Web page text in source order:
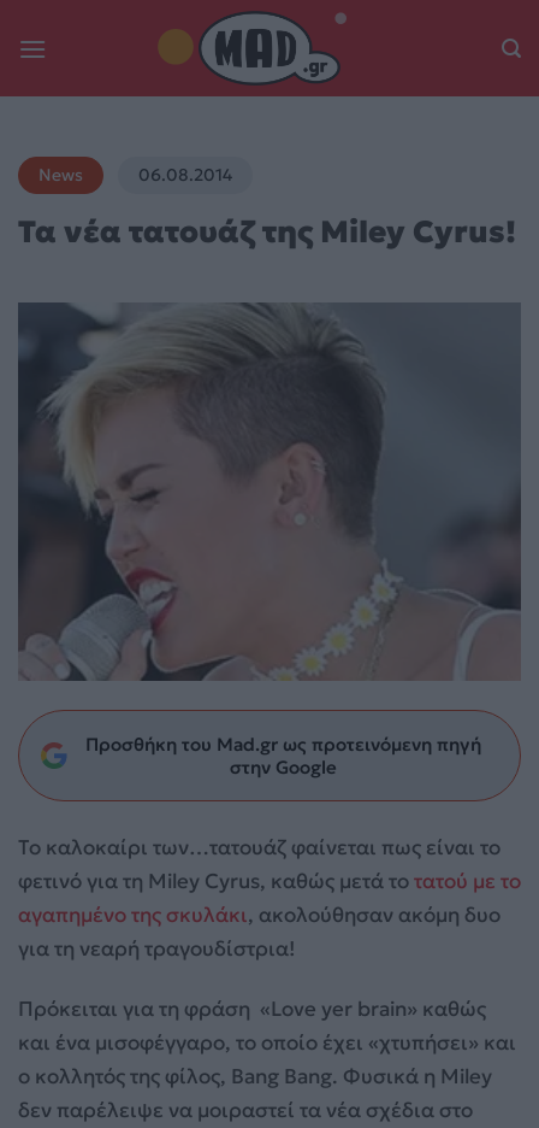
News 06.08.2014
Τα νέα τατουάζ της Miley Cyrus!
Προσθήκη του Mad.gr ως προτεινόμενη πηγή
στην Google
Το καλοκαίρι των…τατουάζ φαίνεται πως είναι το
φετινό για τη Miley Cyrus, καθώς μετά τοτατού με το
αγαπημένο της σκυλάκι, ακολούθησαν ακόμη δυο
για τη νεαρή τραγουδίστρια!
Πρόκειται για τη φράση «Love yer brain» καθώς
και ένα μισοφέγγαρο, το οποίο έχει «χτυπήσει» και
ο κολλητός της φίλος, Bang Bang. Φυσικά η Miley
δεν παρέλειψε να μοιραστεί τα νέα σχέδια στο